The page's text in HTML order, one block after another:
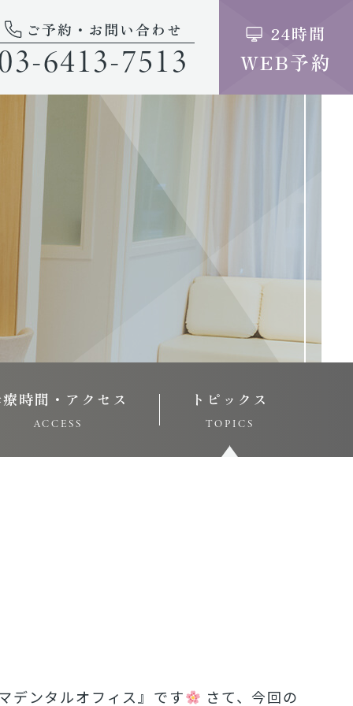
ご予約・お問い合わせ
6413-7513
24時間
WEB予約
時間・アクセス
ACCESS
トピックス
TOPICS
デンタルオフィス』です さて、今回の